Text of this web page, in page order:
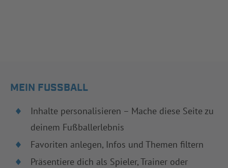
MEIN FUSSBALL
Inhalte personalisieren – Mache diese Seite zu
deinem Fußballerlebnis
Favoriten anlegen, Infos und Themen filtern
Präsentiere dich als Spieler, Trainer oder